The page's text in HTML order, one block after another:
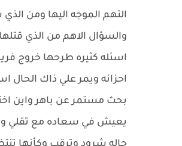
التهم الموجه اليها ومن
والسؤال الاهم من الذي
اسئله كثيره طرحها خروج
احزانه ويمر علي ذاك الحال
بحث مستمر عن باهر واين
يعيش في سعاده مع تقلي